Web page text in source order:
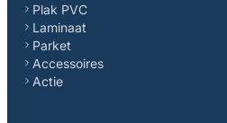
Plak PVC
Laminaat
Parket
Accessoires
Actie